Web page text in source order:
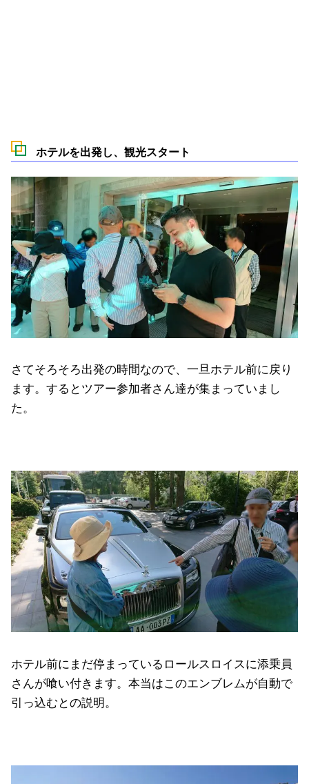
ホテルを出発し、観光スタート
さてそろそろ出発の時間なので、一旦ホテル前に戻り
ます。するとツアー参加者さん達が集まっていまし
た。
ホテル前にまだ停まっているロールスロイスに添乗員
さんが喰い付きます。本当はこのエンブレムが自動で
引っ込むとの説明。